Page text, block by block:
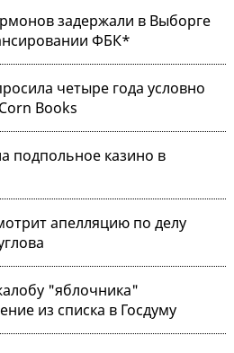
задержали в Выборге
ФБК*
четыре года условно
Books
подпольное казино в
апелляцию по делу
"яблочника"
из списка в Госдуму